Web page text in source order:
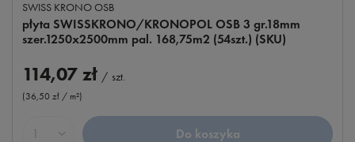
SWISS KRONO OSB
płyta SWISSKRONO/KRONOPOL OSB 3 gr.18mm
szer.1250x2500mm pal. 168,75m2 (54szt.) (SKU)
114,07 zł / szt.
(36,50 zł / m²)
Do koszyka